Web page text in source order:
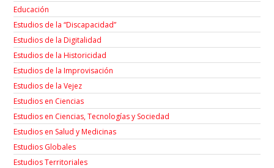
Educación
Estudios de la “Discapacidad”
Estudios de la Digitalidad
Estudios de la Historicidad
Estudios de la Improvisación
Estudios de la Vejez
Estudios en Ciencias
Estudios en Ciencias, Tecnologías y Sociedad
Estudios en Salud y Medicinas
Estudios Globales
Estudios Territoriales